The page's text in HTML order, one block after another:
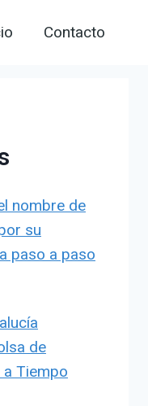
Contacto
nombre de
su
paso a paso
de
Tiempo